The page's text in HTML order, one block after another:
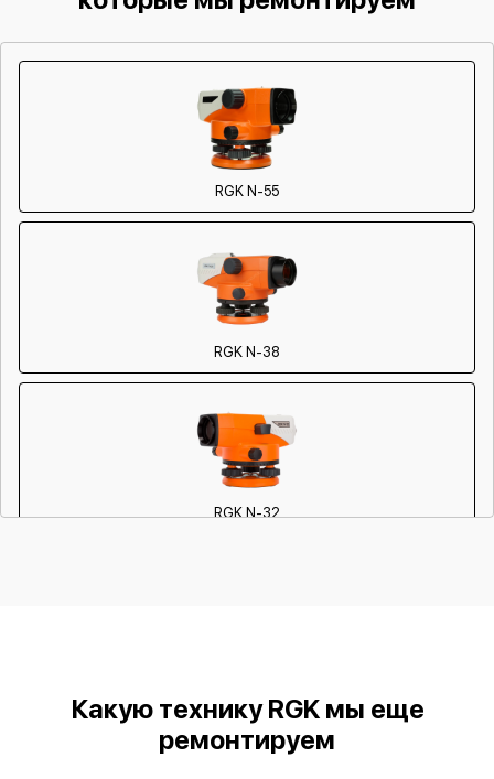
чистка, настройка, смазка)
2000 р от 180 мин
RGK N-55
RGK N-38
RGK N-32
Какую технику RGK мы еще
ремонтируем